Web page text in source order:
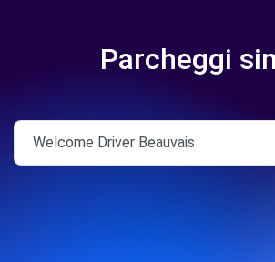
Parcheggi
Welcome Driver Beauvais